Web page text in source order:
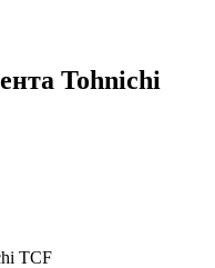
Tohnichi
TCF